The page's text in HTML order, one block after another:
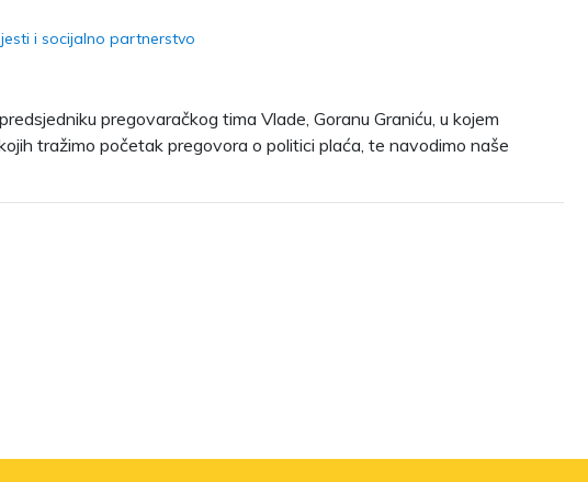
i socijalno partnerstvo
pregovaračkog tima Vlade, Goranu Graniću, u kojem
tražimo početak pregovora o politici plaća, te navodimo naše